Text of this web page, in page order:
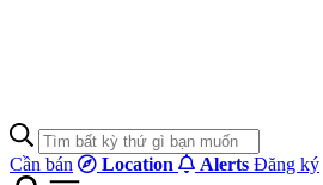
Cần bán Location Alerts Đăng ký